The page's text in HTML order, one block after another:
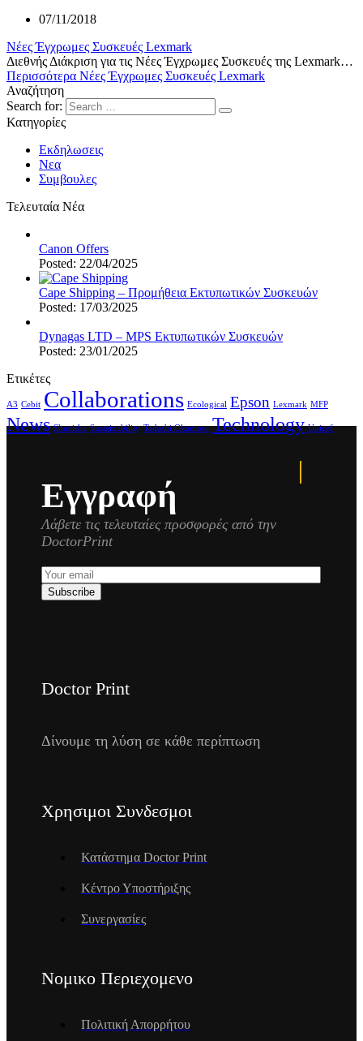
07/11/2018
Νέες Έγχρωμες Συσκευές Lexmark
Διεθνής Διάκριση για τις Νέες Έγχρωμες Συσκευές της Lexmark…
Περισσότερα Νέες Έγχρωμες Συσκευές Lexmark
Αναζήτηση
Search for:
Κατηγορίες
Εκδηλωσεις
Νεα
Συμβουλες
Τελευταία Νέα
Canon Offers
Posted: 22/04/2025
Cape Shipping – Προμήθεια Εκτυπωτικών Συσκευών
Posted: 17/03/2025
Dynagas LTD – MPS Εκτυπωτικών Συσκευών
Posted: 23/01/2025
Ετικέτες
A3 Cebit Collaborations Ecological Epson Lexmark MFP
News Shueisha Sustainability Tadashi Okamoto Technology Unicef
Εγγραφή
Λάβετε τις τελευταίες προσφορές από την
DoctorPrint
Subscribe
Doctor Print
Δίνουμε τη λύση σε κάθε περίπτωση
Χρησιμοι Συνδεσμοι
Κατάστημα Doctor Print
Κέντρο Υποστήριξης
Συνεργασίες
Νομικο Περιεχομενο
Πολιτική Απορρήτου